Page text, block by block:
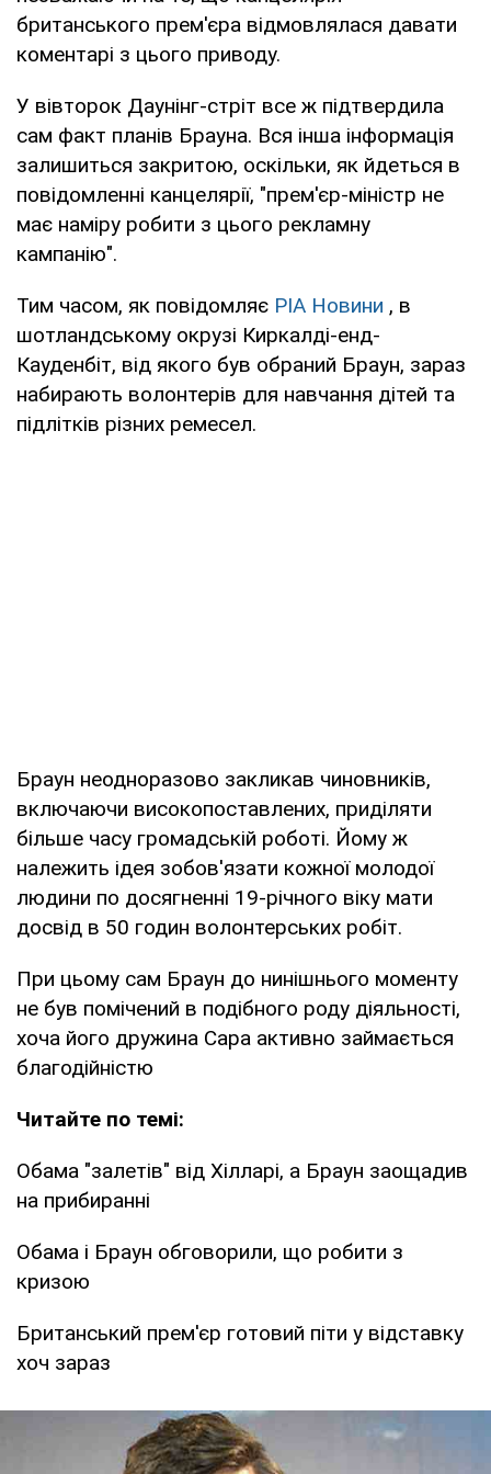
британського прем'єра відмовлялася давати
коментарі з цього приводу.
У вівторок Даунінг-стріт все ж підтвердила
сам факт планів Брауна. Вся інша інформація
залишиться закритою, оскільки, як йдеться в
повідомленні канцелярії, "прем'єр-міністр не
має наміру робити з цього рекламну
кампанію".
Тим часом, як повідомляє РІА Новини , в
шотландському окрузі Киркалді-енд-
Кауденбіт, від якого був обраний Браун, зараз
набирають волонтерів для навчання дітей та
підлітків різних ремесел.
Браун неодноразово закликав чиновників,
включаючи високопоставлених, приділяти
більше часу громадській роботі. Йому ж
належить ідея зобов'язати кожної молодої
людини по досягненні 19-річного віку мати
досвід в 50 годин волонтерських робіт.
При цьому сам Браун до нинішнього моменту
не був помічений в подібного роду діяльності,
хоча його дружина Сара активно займається
благодійністю
Читайте по темі:
Обама "залетів" від Хілларі, а Браун заощадив
на прибиранні
Обама і Браун обговорили, що робити з
кризою
Британський прем'єр готовий піти у відставку
хоч зараз